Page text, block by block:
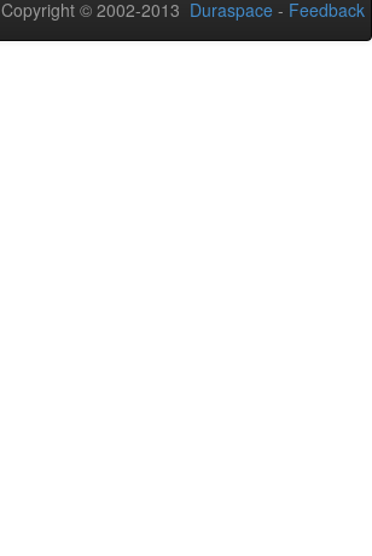
Copyright © 2002-2013 Duraspace - Feedback